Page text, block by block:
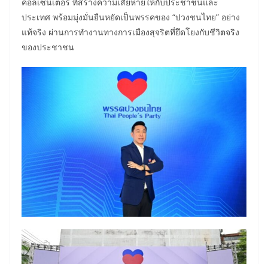
ประเทศ พร้อมมุ่งมั่นยืนหยัดเป็นพรรคของ “ปวงชนไทย” อย่าง
แท้จริง ผ่านการทำงานทางการเมืองสุจริตที่ยึดโยงกับชีวิตจริง
ของประชาชน